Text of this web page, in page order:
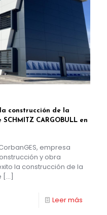
construcción de la
CARGOBULL en
empresa
y obra
la construcción de la
[…]
Leer más